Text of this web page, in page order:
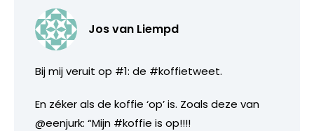
Jos van Liempd
Bij mij veruit op #1: de #koffietweet.
En zéker als de koffie ‘op’ is. Zoals deze van
@eenjurk: “Mijn #koffie is op!!!!